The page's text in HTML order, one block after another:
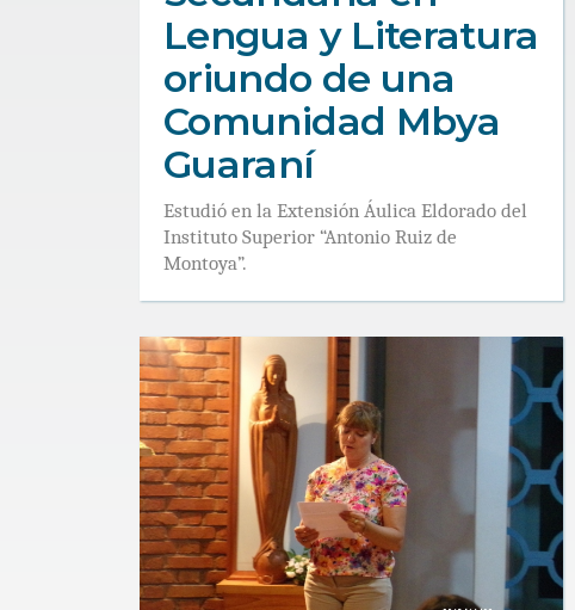
Lengua y Literatura
oriundo de una
Comunidad Mbya
Guaraní
Estudió en la Extensión Áulica Eldorado del
Instituto Superior “Antonio Ruiz de
Montoya”.